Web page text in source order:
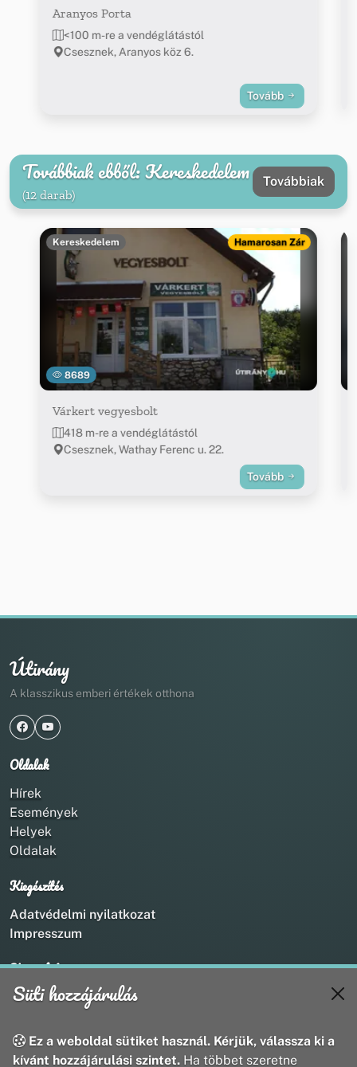
Aranyos Porta
<100 m-re a vendéglátástól
Csesznek, Aranyos köz 6.
Tovább
Továbbiak ebből: Kereskedelem
(12 darab)
Továbbiak
8689
Kereskedelem Hamarosan Zár
Várkert vegyesbolt
418 m-re a vendéglátástól
Csesznek, Wathay Ferenc u. 22.
Tovább
Útirány
A klasszikus emberi értékek otthona
Oldalak
Hírek
Események
Helyek
Oldalak
Kiegészítés
Adatvédelmi nyilatkozat
Impresszum
Kapcsolat
+36 20 211 1888
webmaster@utirany.hu
8419 Csesznek, Vasút u.18.
Süti hozzájárulás
Ez a weboldal sütiket használ. Kérjük, válassza ki a
kívánt hozzájárulási szintet. Ha többet szeretne